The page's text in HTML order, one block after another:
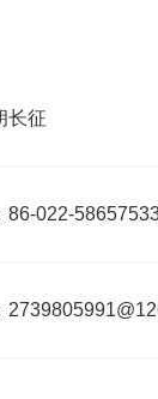
长征
86-022-